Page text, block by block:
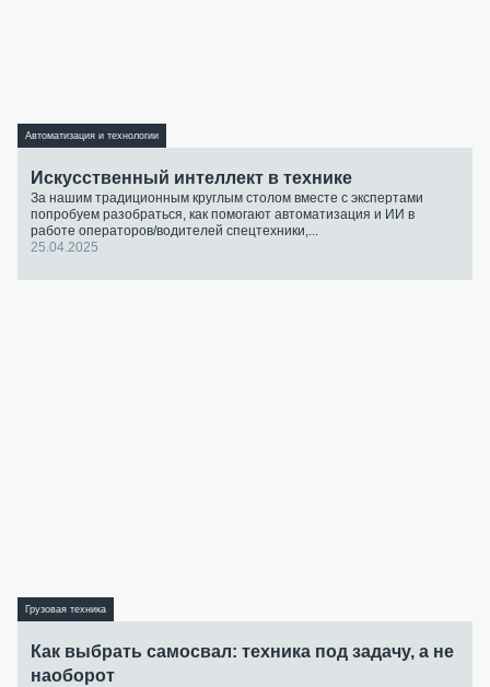
Автоматизация и технологии
Искусственный интеллект в технике
За нашим традиционным круглым столом вместе с экспертами
попробуем разобраться, как помогают автоматизация и ИИ в
работе операторов/водителей спецтехники,...
25.04.2025
Грузовая техника
Как выбрать самосвал: техника под задачу, а не
наоборот